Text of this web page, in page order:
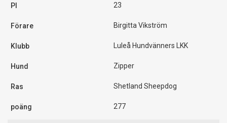
23
Birgitta Vikström
Luleå Hundvänners LKK
Zipper
Shetland Sheepdog
277